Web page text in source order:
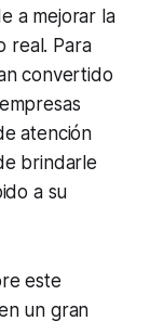
a mejorar la
real. Para
convertido
atención
brindarle
a su
este
un gran